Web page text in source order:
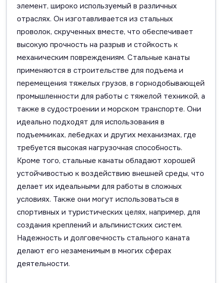
элемент, широко используемый в различных
отраслях. Он изготавливается из стальных
проволок, скрученных вместе, что обеспечивает
высокую прочность на разрыв и стойкость к
механическим повреждениям. Стальные канаты
применяются в строительстве для подъема и
перемещения тяжелых грузов, в горнодобывающей
промышленности для работы с тяжелой техникой, а
также в судостроении и морском транспорте. Они
идеально подходят для использования в
подъемниках, лебедках и других механизмах, где
требуется высокая нагрузочная способность.
Кроме того, стальные канаты обладают хорошей
устойчивостью к воздействию внешней среды, что
делает их идеальными для работы в сложных
условиях. Также они могут использоваться в
спортивных и туристических целях, например, для
создания креплений и альпинистских систем.
Надежность и долговечность стального каната
делают его незаменимым в многих сферах
деятельности.